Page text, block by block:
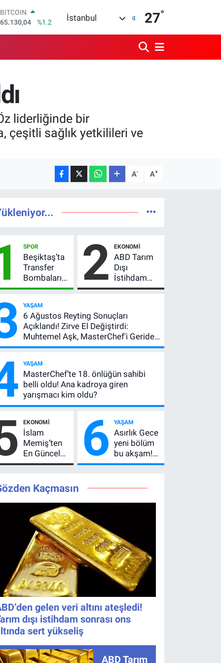
65.130,04
DOLAR
47,7106
BİST100
İstanbul 27°
liderliğinde bir
çeşitli sağlık yetkilileri ve
A- A+
SPOR
Beşiktaş’ta
Transfer
Bombaları
Peş Peşe!
Vlahovic’i
Açıkladı, 5
Yıldız Daha
Listede
2 EKONOMI
ABD Tarım
Dışı
İstihdam
Verisi Altını
Basit
Anlatımla
Rehber
YAŞAM
6 Ağustos Reyting Sonuçları
Açıklandı! Zirve El Değiştirdi:
Muhtemel Aşk, MasterChef'i Geride
Bıraktı
YAŞAM
MasterChef’te 18. önlüğün sahibi
belli oldu! Ana kadroya giren
yarışmacı kim oldu?
EKONOMI
İslam
Memiş’ten
En Güncel
Altın
Gram Altın
İçin 6.350
TL Uyarısı,
Yıl Sonu
Beklentisi
Değişmedi
6 YAŞAM
Asırlık Gece
yeni bölüm
bu akşam!
8. bölüm
Kaçmasın
gelen veri altını ateşledi!
dışı istihdam sonrası ons
sert yükseliş
ABD Tarım